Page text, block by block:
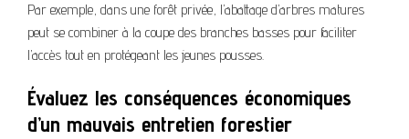
Par exemple, dans une forêt privée, l’abattage d’arbres matures
peut se combiner à la coupe des branches basses pour faciliter
l’accès tout en protégeant les jeunes pousses.
Évaluez les conséquences économiques
d’un mauvais entretien forestier